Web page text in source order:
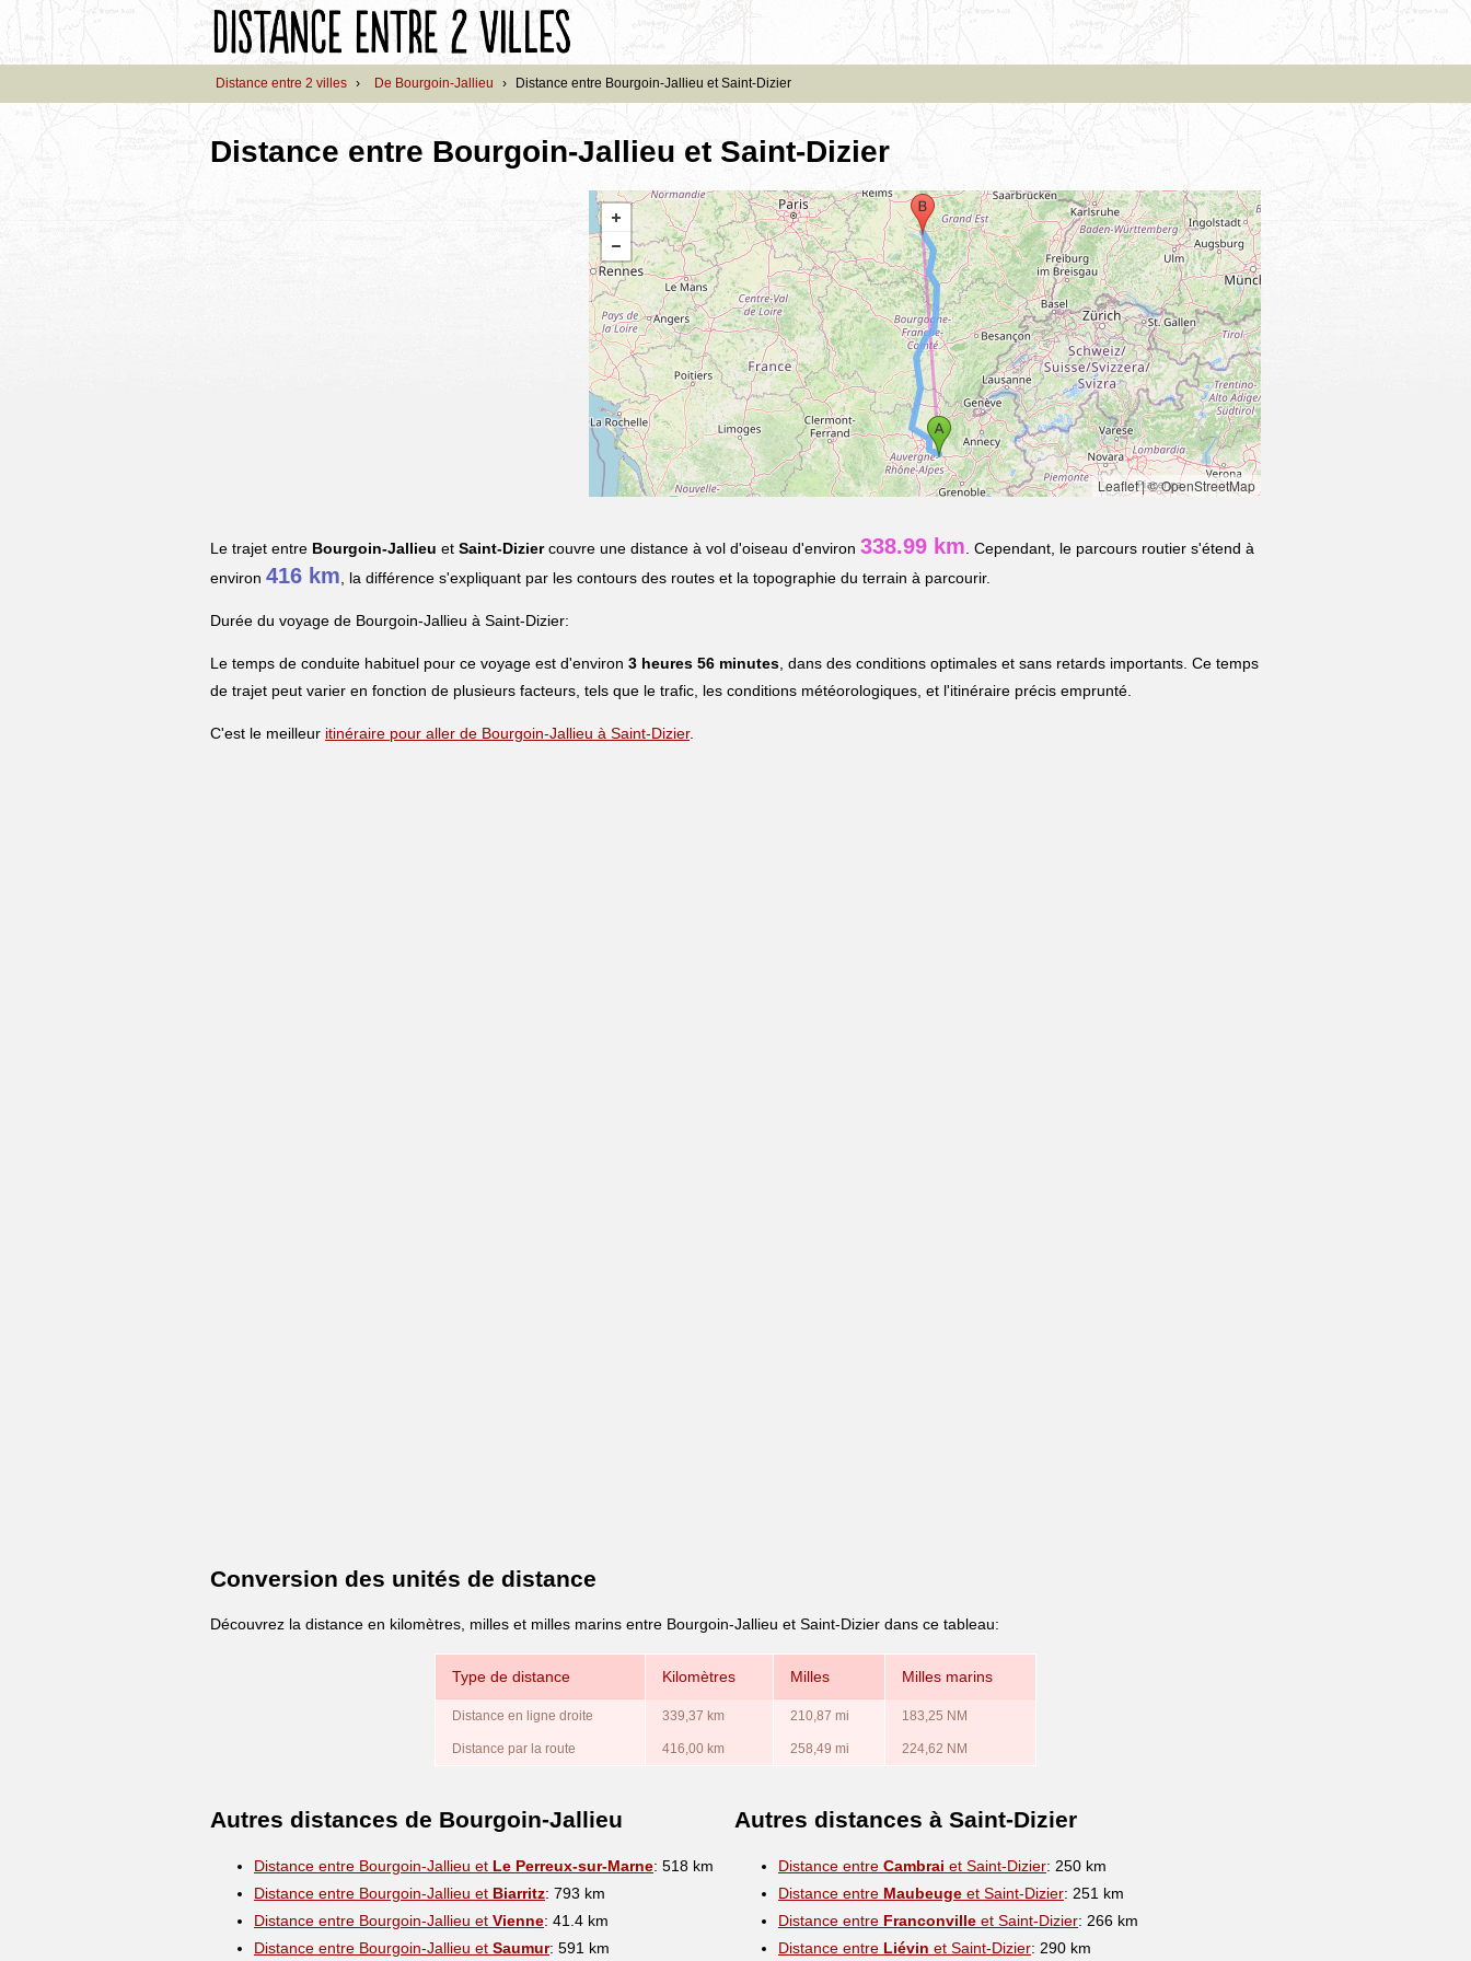
Distance entre 2 villes › De Bourgoin-Jallieu › Distance entre Bourgoin-Jallieu et Saint-Dizier
Distance entre Bourgoin-Jallieu et Saint-Dizier
Leaflet|© OpenStreetMap
Le trajet entre Bourgoin-Jallieu et Saint-Diziercouvre une distance à vol d'oiseau d'environ 338.99 km . Cependant, le parcours routier s'étend à
environ 416 km , la différence s'expliquant par les contours des routes et la topographie du terrain à parcourir.
Durée du voyage de Bourgoin-Jallieu à Saint-Dizier:
Le temps de conduite habituel pour ce voyage est d'environ 3 heures 56 minutes , dans des conditions optimales et sans retards importants. Ce temps
de trajet peut varier en fonction de plusieurs facteurs, tels que le trafic, les conditions météorologiques, et l'itinéraire précis emprunté.
C'est le meilleur itinéraire pour aller de Bourgoin-Jallieu à Saint-Dizier.
Conversion des unités de distance
Découvrez la distance en kilomètres, milles et milles marins entre Bourgoin-Jallieu et Saint-Dizier dans ce tableau:
Type de distance Kilomètres Milles Milles marins
Distance en ligne droite 339,37 km 210,87 mi 183,25 NM
Distance par la route 416,00 km 258,49 mi 224,62 NM
Autres distances de Bourgoin-Jallieu
Distance entre Bourgoin-Jallieu et Le Perreux-sur-Marne: 518 km
Distance entre Bourgoin-Jallieu et Biarritz: 793 km
Distance entre Bourgoin-Jallieu et Vienne: 41.4 km
Distance entre Bourgoin-Jallieu et Saumur: 591 km
Autres distances à Saint-Dizier
Distance entre Cambrai et Saint-Dizier: 250 km
Distance entre Maubeuge et Saint-Dizier: 251 km
Distance entre Franconville et Saint-Dizier: 266 km
Distance entre Liévin et Saint-Dizier: 290 km